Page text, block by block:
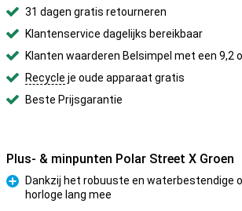
31 dagen gratis retourneren
Klantenservice dagelijks bereikbaar
Klanten waarderen Belsimpel met een 9,2
Recycle je oude apparaat gratis
Beste Prijsgarantie
Plus- & minpunten Polar Street X Groen
Pluspunt
Dankzij het robuuste en waterbestendige
horloge lang mee